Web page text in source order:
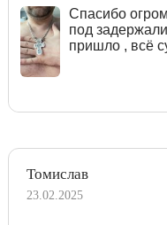
Спасибо
под
пришло , всё
Томислав
23.02.2025